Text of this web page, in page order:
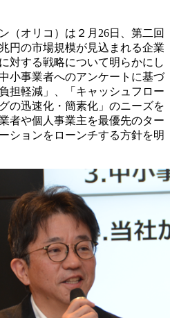
（オリコ）は２月26日、第二回
円の市場規模が見込まれる企業
対する戦略について明らかにし
小事業者へのアンケートに基づ
担軽減」、「キャッシュフロー
の迅速化・簡素化」のニーズを
者や個人事業主を最優先のター
ションをローンチする方針を明